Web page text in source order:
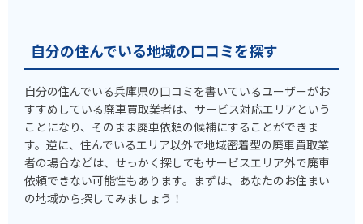
自分の住んでいる地域の口コミを探す
自分の住んでいる兵庫県の口コミを書いているユーザーがお
すすめしている廃車買取業者は、サービス対応エリアという
ことになり、そのまま廃車依頼の候補にすることができま
す。逆に、住んでいるエリア以外で地域密着型の廃車買取業
者の場合などは、せっかく探してもサービスエリア外で廃車
依頼できない可能性もあります。まずは、あなたのお住まい
の地域から探してみましょう！